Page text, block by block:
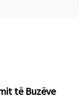
të Buzëve